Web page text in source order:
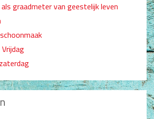
als graadmeter van geestelijk leven